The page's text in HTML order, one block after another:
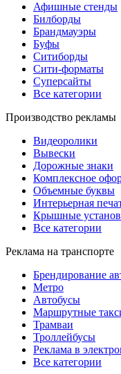
Афишные стенды
Билборды
Брандмауэры
Буфы
Ситиборды
Сити-форматы
Суперсайты
Все категории
Производство рекламы
Видеоролики
Вывески
Дорожные знаки
Комплексное
Объемные буквы
Интерьерная
Крышные
Все категории
Реклама на транспорте
Брендирование
Метро
Автобусы
Маршрутные
Трамваи
Троллейбусы
Реклама в
Все категории